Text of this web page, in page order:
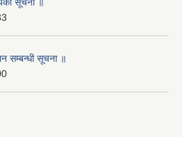
सूचना ॥
सम्बन्धी सूचना ॥